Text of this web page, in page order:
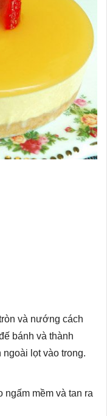
và nướng cách
bánh và thành
lọt vào trong.
mềm và tan ra